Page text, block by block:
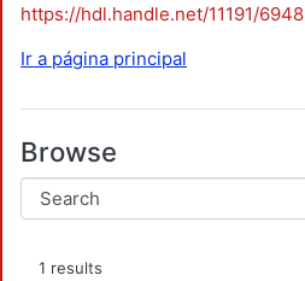
https://hdl.handle.net/11191/6948
Ir a página principal
Browse
1 results